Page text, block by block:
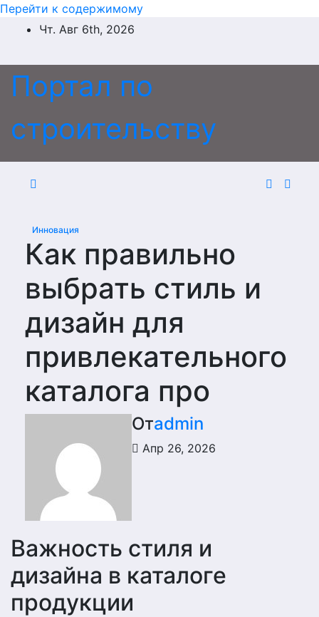
Перейти к содержимому
Чт. Авг 6th, 2026
Портал по
строительству
Инновация
Как правильно
выбрать стиль и
дизайн для
привлекательного
каталога про
Отadmin
Апр 26, 2026
Важность стиля и
дизайна в каталоге
продукции